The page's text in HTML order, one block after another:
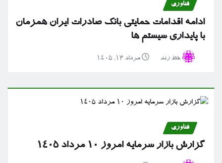
فناوری
ادامه اقدامات حمایتی بانک صادرات ایران همزمان
با پایداری سیستم ها
خط رند مرداد ۱۳, ۱۴۰۵
فناوری
گزارش بازار سرمایه امروز ۱۰ مرداد ۱۴۰۵